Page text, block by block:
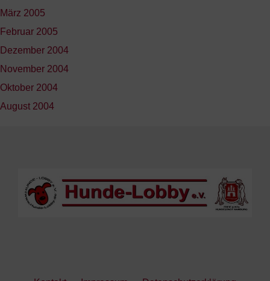
März 2005
Februar 2005
Dezember 2004
November 2004
Oktober 2004
August 2004